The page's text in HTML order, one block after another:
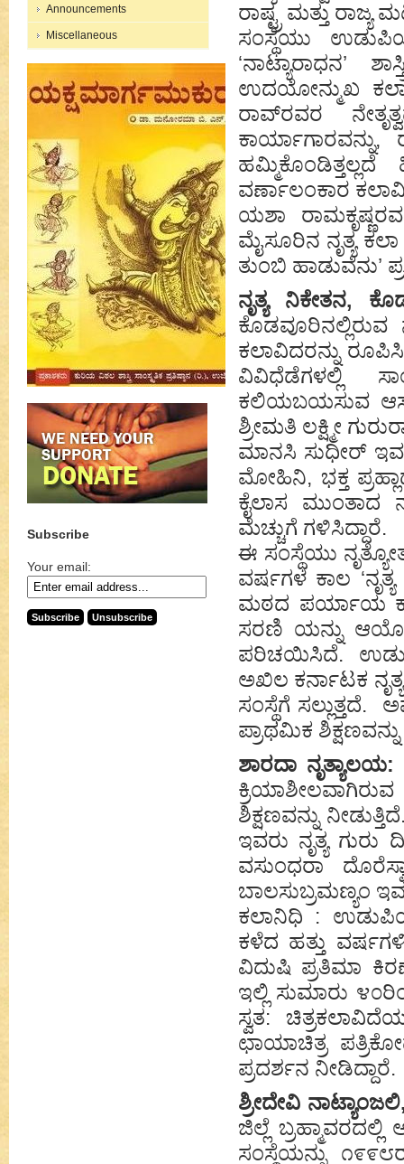
Announcements
Miscellaneous
Subscribe
Your email:
ರಾಷ್ಟ್ರ ಮತ್ತು ರಾಜ್ಯ
ಸಂಸ್ಥೆಯು
‘ನಾಟ್ಯಾರಾಧನ’
ಉದಯೋನ್ಮುಖ
ರಾವ್‌ರವರ
ವರ್ಣಾಲಂಕಾರ
ಯಶಾ
ಮೈಸೂರಿನ ನೃತ್ಯ
ತುಂಬಿ ಹಾಡುವೆನು’
ನೃತ್ಯ ನಿಕೇತನ,
ಕೊಡವೂರಿನಲ್ಲಿರುವ
ಕಲಾವಿದರನ್ನು
ವಿವಿಧೆಡೆಗಳಲ್ಲಿ
ಕಲಿಯಬಯಸುವ
ಶ್ರೀಮತಿ ಲಕ್ಷ್ಮೀ
ಮಾನಸಿ ಸುಧೀರ್
ಮೋಹಿನಿ, ಭಕ್ತ
ಕೈಲಾಸ ಮುಂತಾದ
ಮೆಚ್ಚುಗೆ ಗಳಿಸಿದ್ದಾರೆ.
ಈ ಸಂಸ್ಥೆಯು
ವರ್ಷಗಳ ಕಾಲ
ಮಠದ ಪರ್ಯಾಯ
ಸರಣಿ ಯನ್ನು
ಪರಿಚಯಿಸಿದೆ.
ಅಖಿಲ ಕರ್ನಾಟಕ
ಸಂಸ್ಥೆಗೆ
ಪ್ರಾಥಮಿಕ
ಶಾರದಾ ನೃತ್ಯಾಲಯ:
ಕ್ರಿಯಾಶೀಲವಾಗಿರುವ
ಶಿಕ್ಷಣವನ್ನು
ಇವರು ನೃತ್ಯ ಗುರು
ವಸುಂಧರಾ
ಬಾಲಸುಬ್ರಮಣ್ಯಂ
ಕಲಾನಿಧಿ : ಉಡುಪಿಯ
ಕಳೆದ ಹತ್ತು
ವಿದುಷಿ ಪ್ರತಿಮಾ
ಇಲ್ಲಿ ಸುಮಾರು
ಸ್ವತ:
ಛಾಯಾಚಿತ್ರ
ಪ್ರದರ್ಶನ ನೀಡಿದ್ದಾರೆ.
ಶ್ರೀದೇವಿ
ಜಿಲ್ಲೆ
ಸಂಸ್ಥೆಯನ್ನು